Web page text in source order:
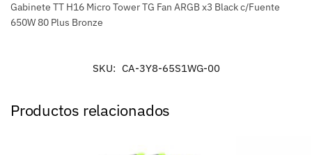
Gabinete TT H16 Micro Tower TG Fan ARGB x3 Black c/Fuente
650W 80 Plus Bronze
SKU: CA-3Y8-65S1WG-00
Productos relacionados